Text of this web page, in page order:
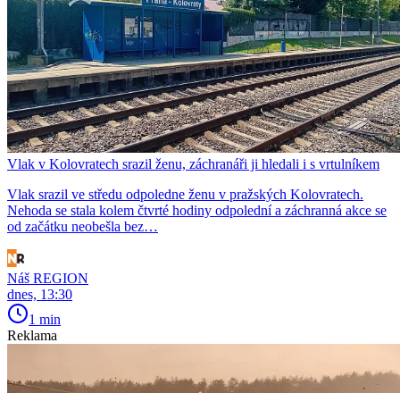
Vlak v Kolovratech srazil ženu, záchranáři ji hledali i s vrtulníkem
Vlak srazil ve středu odpoledne ženu v pražských Kolovratech.
Nehoda se stala kolem čtvrté hodiny odpolední a záchranná akce se
od začátku neobešla bez…
Náš REGION
dnes, 13:30
1 min
Reklama